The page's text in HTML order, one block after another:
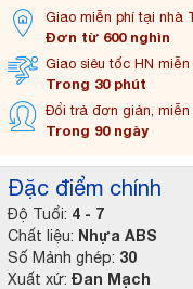
Đặc điểm chính
Độ Tuổi: 4 - 7
Chất liệu: Nhựa ABS
Số Mảnh ghép: 30
Xuất xứ: Đan Mạch
Giao miễn phí tại nhà
Đơn từ 600 nghìn
Giao siêu tốc HN miễn
Trong 30 phút
Đổi trả đơn giản, miễn
Trong 90 ngày